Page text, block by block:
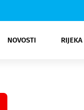
NOVOSTI
Rijeka Opatija
NK
Moda
Kultura